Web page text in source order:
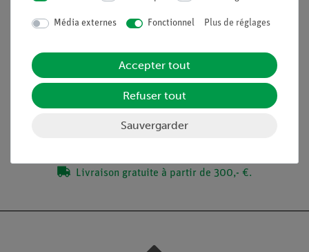
La gélose nutritive
Stérilité
Contenu de livraison
Livraison gratuite à partir de 300,- €.
Média externes Fonctionnel Plus de réglages
Accepter tout
Refuser tout
Sauvergarder